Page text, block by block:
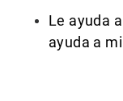
Le ayuda
ayuda a